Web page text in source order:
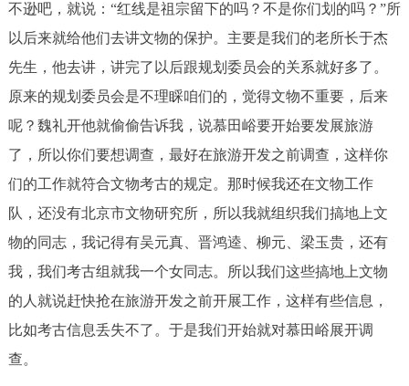
不逊吧，就说：“红线是祖宗留下的吗？不是你们划的吗？”所
以后来就给他们去讲文物的保护。主要是我们的老所长于杰
先生，他去讲，讲完了以后跟规划委员会的关系就好多了。
原来的规划委员会是不理睬咱们的，觉得文物不重要，后来
呢？魏礼开他就偷偷告诉我，说慕田峪要开始要发展旅游
了，所以你们要想调查，最好在旅游开发之前调查，这样你
们的工作就符合文物考古的规定。那时候我还在文物工作
队，还没有北京市文物研究所，所以我就组织我们搞地上文
物的同志，我记得有吴元真、晋鸿逵、柳元、梁玉贵，还有
我，我们考古组就我一个女同志。所以我们这些搞地上文物
的人就说赶快抢在旅游开发之前开展工作，这样有些信息，
比如考古信息丢失不了。于是我们开始就对慕田峪展开调
查。